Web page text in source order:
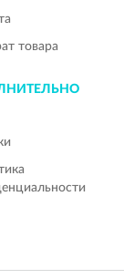
товара